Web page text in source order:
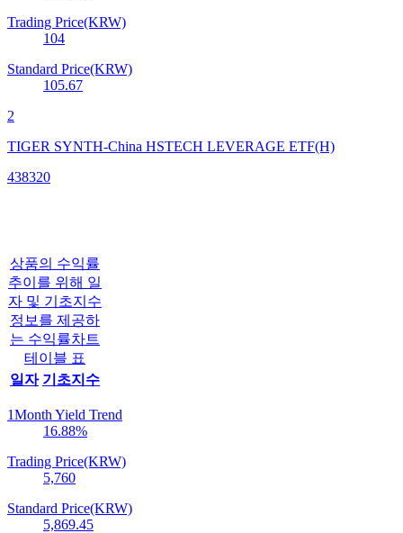
Trading Price(KRW)
104
Standard Price(KRW)
105.67
2
TIGER SYNTH-China HSTECH LEVERAGE ETF(H)
438320
상품의 수익률
추이를 위해 일
자 및 기초지수
정보를 제공하
는 수익률차트
테이블 표
일자 기초지수
1Month Yield Trend
16.88%
Trading Price(KRW)
5,760
Standard Price(KRW)
5,869.45